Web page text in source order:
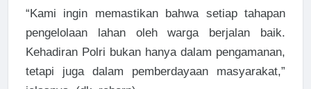
“Kami ingin memastikan bahwa setiap tahapan
pengelolaan lahan oleh warga berjalan baik.
Kehadiran Polri bukan hanya dalam pengamanan,
tetapi juga dalam pemberdayaan masyarakat,”